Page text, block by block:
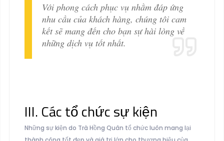
Với phong cách phục vụ nhằm đáp ứng
nhu cầu của khách hàng, chúng tôi cam
kết sẽ mang đến cho bạn sự hài lòng về
những dịch vụ tốt nhất.
III. Các tổ chức sự kiện
Những sự kiện do Trà Hồng Quân tổ chức luôn mang lại